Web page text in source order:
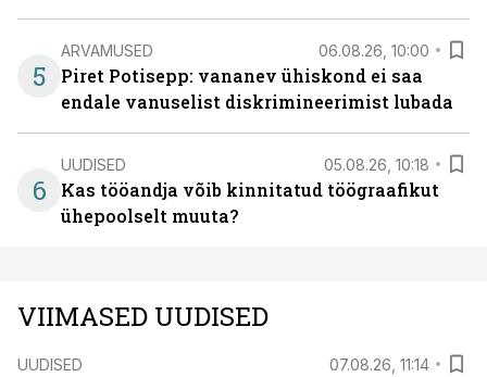
5
ARVAMUSED 06.08.26, 10:00
Piret Potisepp: vananev ühiskond ei saa
endale vanuselist diskrimineerimist lubada
6
UUDISED 05.08.26, 10:18
Kas tööandja võib kinnitatud töögraafikut
ühepoolselt muuta?
VIIMASED UUDISED
UUDISED 07.08.26, 11:14